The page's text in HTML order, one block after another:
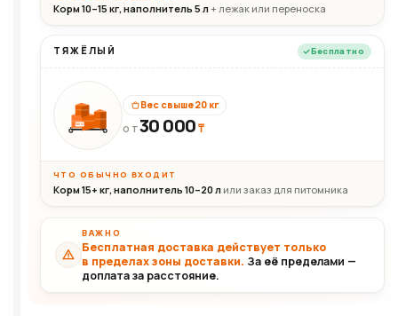
Корм 10–15 кг, наполнитель 5 л+ лежак или переноска
ТЯЖЁЛЫЙ Бесплатно
30+кг
Вес свыше 20 кг
ОТ30 000₸
ЧТО ОБЫЧНО ВХОДИТ
Корм 15+ кг, наполнитель 10–20 л или заказ для питомника
ВАЖНО
Бесплатная доставка действует только
в пределах зоны доставки. За её пределами —
доплата за расстояние.